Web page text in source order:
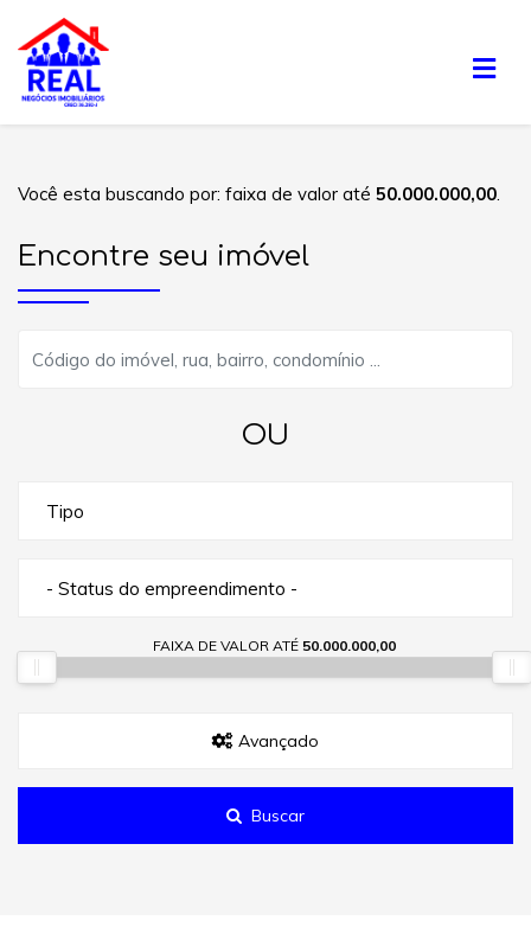
Você esta buscando por: faixa de valor até 50.000.000,00.
Encontre seu imóvel
OU
Tipo
- Status do empreendimento -
FAIXA DE VALOR ATÉ 50.000.000,00
Avançado
Buscar